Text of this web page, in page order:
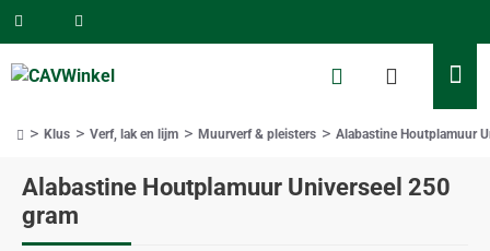
Alabastine Houtplamuur Universeel 250
gram
Klus Verf, lak en lijm Muurverf & pleisters Alabastine Houtplamuur